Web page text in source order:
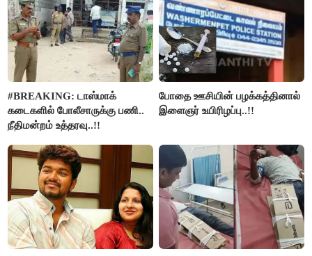
#BREAKING: டாஸ்மாக்
கடைகளில் போலீசாருக்கு பணி..
நீதிமன்றம் உத்தரவு..!!
போதை ஊசியின் பழக்கத்தினால்
இளைஞர் உயிரிழப்பு..!!